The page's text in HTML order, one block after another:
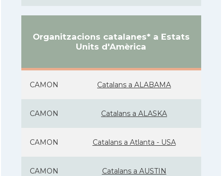
Organitzacions catalanes* a Estats
Units d'Amèrica
CAMON Catalans a ALABAMA
CAMON Catalans a ALASKA
CAMON Catalans a Atlanta - USA
CAMON Catalans a AUSTIN